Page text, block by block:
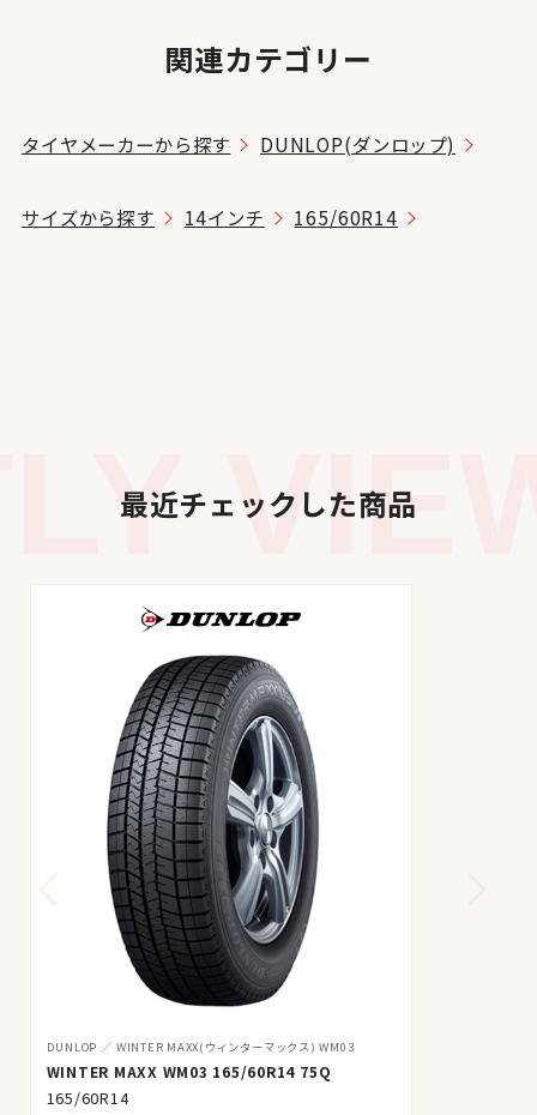
関連カテゴリー
タイヤメーカーから探す DUNLOP(ダンロップ)
サイズから探す 14インチ 165/60R14
最近チェックした商品
DUNLOP WINTER MAXX(ウィンターマックス) WM03
WINTER MAXX WM03 165/60R14 75Q
165/60R14